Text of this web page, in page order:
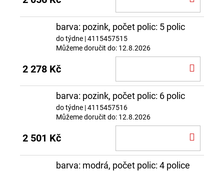
barva: pozink, počet polic: 5 polic
do týdne | 4115457515
Můžeme doručit do: 12.8.2026
2 278 Kč
barva: pozink, počet polic: 6 polic
do týdne | 4115457516
Můžeme doručit do: 12.8.2026
2 501 Kč
barva: modrá, počet polic: 4 police